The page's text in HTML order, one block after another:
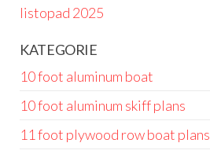
listopad 2025
KATEGORIE
10 foot aluminum boat
10 foot aluminum skiff plans
11 foot plywood row boat plans